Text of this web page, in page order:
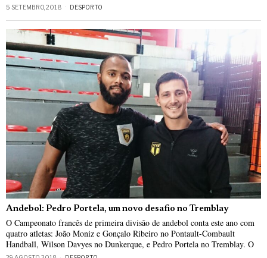
5 SETEMBRO, 2018 DESPORTO
Andebol: Pedro Portela, um novo desafio no Tremblay
O Campeonato francês de primeira divisão de andebol conta este ano com
quatro atletas: João Moniz e Gonçalo Ribeiro no Pontault-Combault
Handball, Wilson Davyes no Dunkerque, e Pedro Portela no Tremblay. O